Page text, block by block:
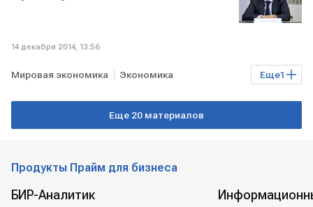
14 декабря 2014, 13:56
Еще1
Мировая экономика Экономика
санкции против РФ
Еще 20 материалов
Продукты Прайм для бизнеса
БИР-Аналитик